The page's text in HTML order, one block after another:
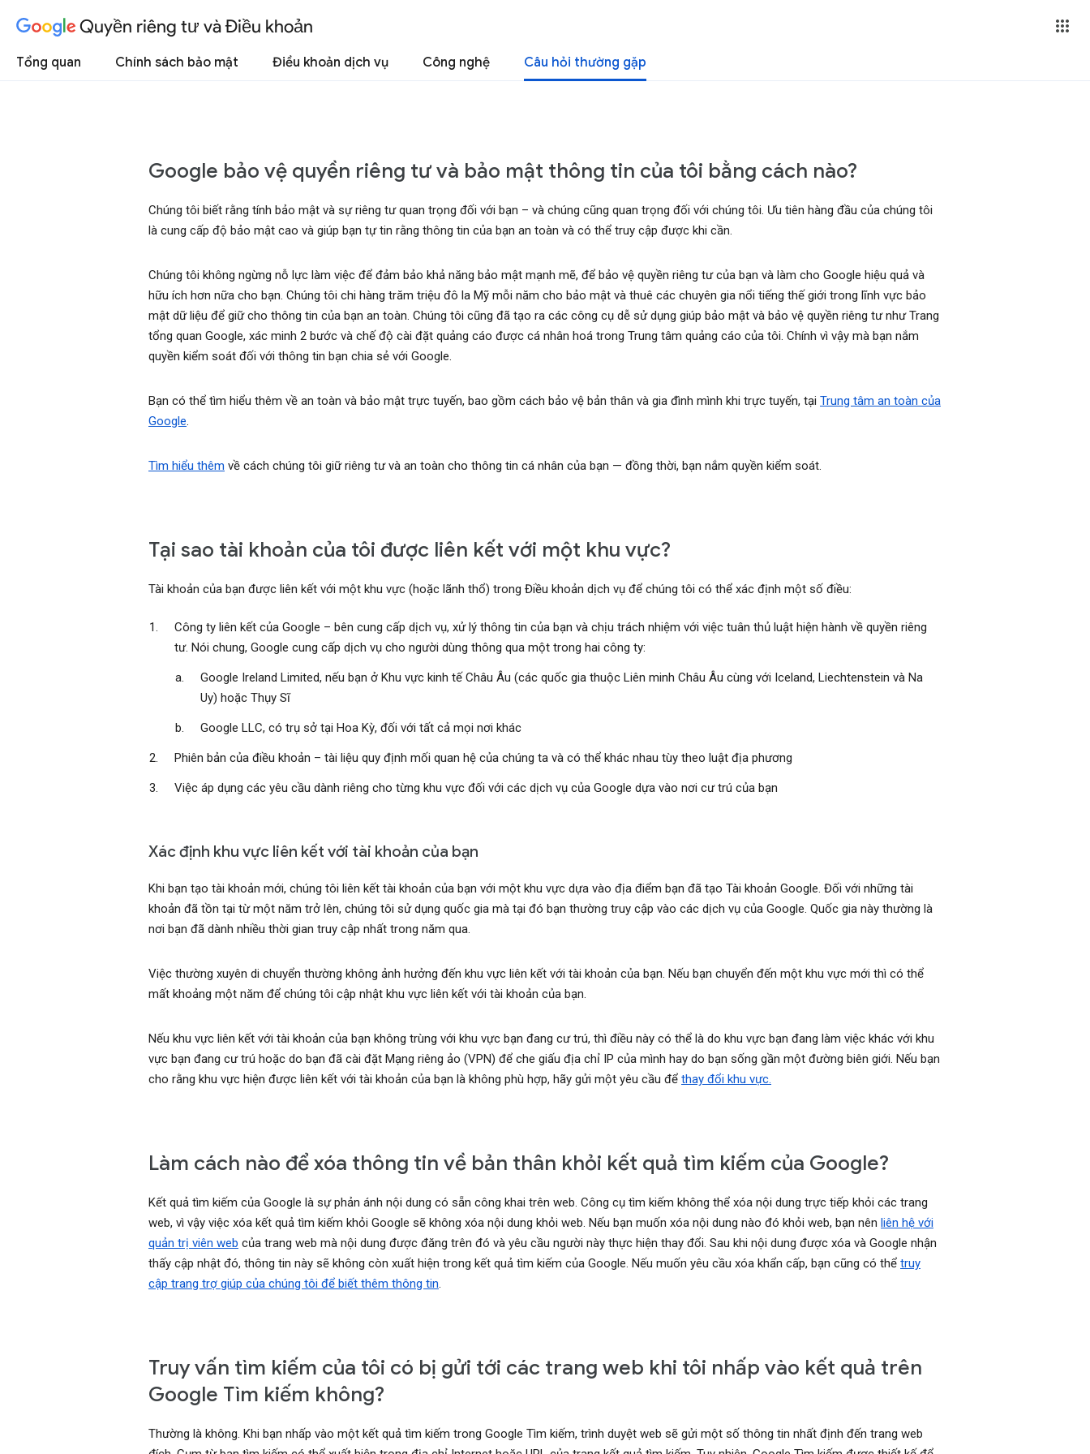
Quyền riêng tư và Điều khoản
Tổng quan Chính sách bảo mật Điều khoản dịch vụ Công nghệ Câu hỏi thường gặp
Google bảo vệ quyền riêng tư và bảo mật thông tin của tôi bằng cách nào?
Chúng tôi biết rằng tính bảo mật và sự riêng tư quan trọng đối với bạn – và chúng cũng quan trọng đối với chúng tôi. Ưu tiên hàng đầu của chúng tôi
là cung cấp độ bảo mật cao và giúp bạn tự tin rằng thông tin của bạn an toàn và có thể truy cập được khi cần.
Chúng tôi không ngừng nỗ lực làm việc để đảm bảo khả năng bảo mật mạnh mẽ, để bảo vệ quyền riêng tư của bạn và làm cho Google hiệu quả và
hữu ích hơn nữa cho bạn. Chúng tôi chi hàng trăm triệu đô la Mỹ mỗi năm cho bảo mật và thuê các chuyên gia nổi tiếng thế giới trong lĩnh vực bảo
mật dữ liệu để giữ cho thông tin của bạn an toàn. Chúng tôi cũng đã tạo ra các công cụ dễ sử dụng giúp bảo mật và bảo vệ quyền riêng tư như Trang
tổng quan Google, xác minh 2 bước và chế độ cài đặt quảng cáo được cá nhân hoá trong Trung tâm quảng cáo của tôi. Chính vì vậy mà bạn nắm
quyền kiểm soát đối với thông tin bạn chia sẻ với Google.
Bạn có thể tìm hiểu thêm về an toàn và bảo mật trực tuyến, bao gồm cách bảo vệ bản thân và gia đình mình khi trực tuyến, tại Trung tâm an toàn của
Google.
Tìm hiểu thêm về cách chúng tôi giữ riêng tư và an toàn cho thông tin cá nhân của bạn — đồng thời, bạn nắm quyền kiểm soát.
Tại sao tài khoản của tôi được liên kết với một khu vực?
Tài khoản của bạn được liên kết với một khu vực (hoặc lãnh thổ) trong Điều khoản dịch vụ để chúng tôi có thể xác định một số điều:
Công ty liên kết của Google – bên cung cấp dịch vụ, xử lý thông tin của bạn và chịu trách nhiệm với việc tuân thủ luật hiện hành về quyền riêng
tư. Nói chung, Google cung cấp dịch vụ cho người dùng thông qua một trong hai công ty:
Google Ireland Limited, nếu bạn ở Khu vực kinh tế Châu Âu (các quốc gia thuộc Liên minh Châu Âu cùng với Iceland, Liechtenstein và Na
Uy) hoặc Thụy Sĩ
Google LLC, có trụ sở tại Hoa Kỳ, đối với tất cả mọi nơi khác
Phiên bản của điều khoản – tài liệu quy định mối quan hệ của chúng ta và có thể khác nhau tùy theo luật địa phương
Việc áp dụng các yêu cầu dành riêng cho từng khu vực đối với các dịch vụ của Google dựa vào nơi cư trú của bạn
Xác định khu vực liên kết với tài khoản của bạn
Khi bạn tạo tài khoản mới, chúng tôi liên kết tài khoản của bạn với một khu vực dựa vào địa điểm bạn đã tạo Tài khoản Google. Đối với những tài
khoản đã tồn tại từ một năm trở lên, chúng tôi sử dụng quốc gia mà tại đó bạn thường truy cập vào các dịch vụ của Google. Quốc gia này thường là
nơi bạn đã dành nhiều thời gian truy cập nhất trong năm qua.
Việc thường xuyên di chuyển thường không ảnh hưởng đến khu vực liên kết với tài khoản của bạn. Nếu bạn chuyển đến một khu vực mới thì có thể
mất khoảng một năm để chúng tôi cập nhật khu vực liên kết với tài khoản của bạn.
Nếu khu vực liên kết với tài khoản của bạn không trùng với khu vực bạn đang cư trú, thì điều này có thể là do khu vực bạn đang làm việc khác với khu
vực bạn đang cư trú hoặc do bạn đã cài đặt Mạng riêng ảo (VPN) để che giấu địa chỉ IP của mình hay do bạn sống gần một đường biên giới. Nếu bạn
cho rằng khu vực hiện được liên kết với tài khoản của bạn là không phù hợp, hãy gửi một yêu cầu để thay đổi khu vực.
Làm cách nào để xóa thông tin về bản thân khỏi kết quả tìm kiếm của Google?
Kết quả tìm kiếm của Google là sự phản ánh nội dung có sẵn công khai trên web. Công cụ tìm kiếm không thể xóa nội dung trực tiếp khỏi các trang
web, vì vậy việc xóa kết quả tìm kiếm khỏi Google sẽ không xóa nội dung khỏi web. Nếu bạn muốn xóa nội dung nào đó khỏi web, bạn nên liên hệ với
quản trị viên web của trang web mà nội dung được đăng trên đó và yêu cầu người này thực hiện thay đổi. Sau khi nội dung được xóa và Google nhận
thấy cập nhật đó, thông tin này sẽ không còn xuất hiện trong kết quả tìm kiếm của Google. Nếu muốn yêu cầu xóa khẩn cấp, bạn cũng có thể truy
cập trang trợ giúp của chúng tôi để biết thêm thông tin.
Truy vấn tìm kiếm của tôi có bị gửi tới các trang web khi tôi nhấp vào kết quả trên
Google Tìm kiếm không?
Thường là không. Khi bạn nhấp vào một kết quả tìm kiếm trong Google Tìm kiếm, trình duyệt web sẽ gửi một số thông tin nhất định đến trang web